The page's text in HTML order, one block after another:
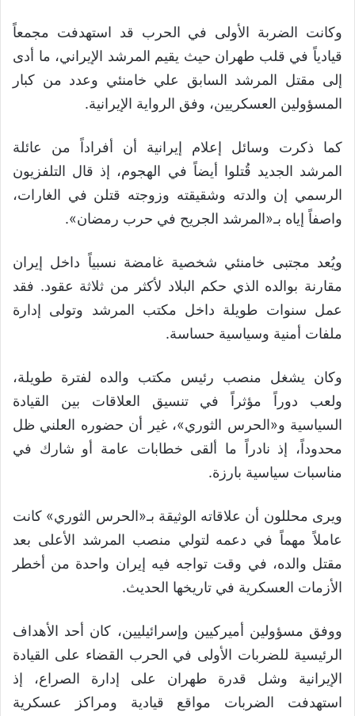
وكانت الضربة الأولى في الحرب قد استهدفت مجمعاً
قيادياً في قلب طهران حيث يقيم المرشد الإيراني، ما أدى
إلى مقتل المرشد السابق علي خامنئي وعدد من كبار
المسؤولين العسكريين، وفق الرواية الإيرانية.
كما ذكرت وسائل إعلام إيرانية أن أفراداً من عائلة
المرشد الجديد قُتلوا أيضاً في الهجوم، إذ قال التلفزيون
الرسمي إن والدته وشقيقته وزوجته قتلن في الغارات،
واصفاً إياه بـ«المرشد الجريح في حرب رمضان».
ويُعد مجتبى خامنئي شخصية غامضة نسبياً داخل إيران
مقارنة بوالده الذي حكم البلاد لأكثر من ثلاثة عقود. فقد
عمل سنوات طويلة داخل مكتب المرشد وتولى إدارة
ملفات أمنية وسياسية حساسة.
وكان يشغل منصب رئيس مكتب والده لفترة طويلة،
ولعب دوراً مؤثراً في تنسيق العلاقات بين القيادة
السياسية و«الحرس الثوري»، غير أن حضوره العلني ظل
محدوداً، إذ نادراً ما ألقى خطابات عامة أو شارك في
مناسبات سياسية بارزة.
ويرى محللون أن علاقاته الوثيقة بـ«الحرس الثوري» كانت
عاملاً مهماً في دعمه لتولي منصب المرشد الأعلى بعد
مقتل والده، في وقت تواجه فيه إيران واحدة من أخطر
الأزمات العسكرية في تاريخها الحديث.
ووفق مسؤولين أميركيين وإسرائيليين، كان أحد الأهداف
الرئيسية للضربات الأولى في الحرب القضاء على القيادة
الإيرانية وشل قدرة طهران على إدارة الصراع، إذ
استهدفت الضربات مواقع قيادية ومراكز عسكرية